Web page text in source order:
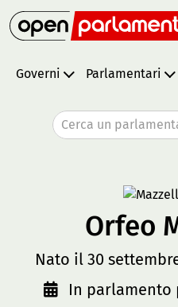
Governi Parlamentari
Cerca un
Orfeo
Nato il 30
In parlamento